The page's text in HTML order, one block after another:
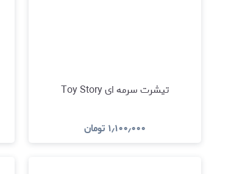
تیشرت سرمه ای Toy Story
۱٫۱۰۰٫۰۰۰ تومان